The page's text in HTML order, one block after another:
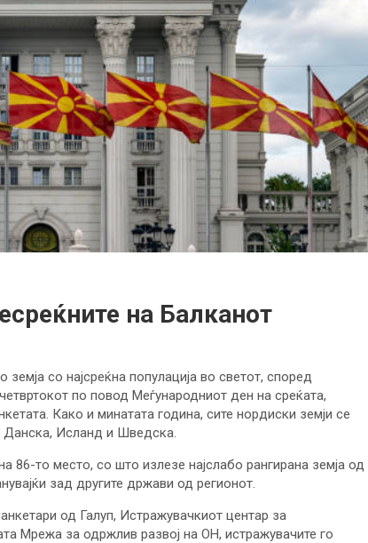
на Балканот
со најсреќна популација во светот, според
по повод Меѓународниот ден на среќата,
Како и минатата година, сите нордиски земји се
Данска, Исланд и Шведска.
86-то место, со што излезе најслабо рангирана земја од
зад другите држави од регионот.
од Галуп, Истражувачкиот центар за
Мрежа за одржлив развој на ОН, истражувачите го